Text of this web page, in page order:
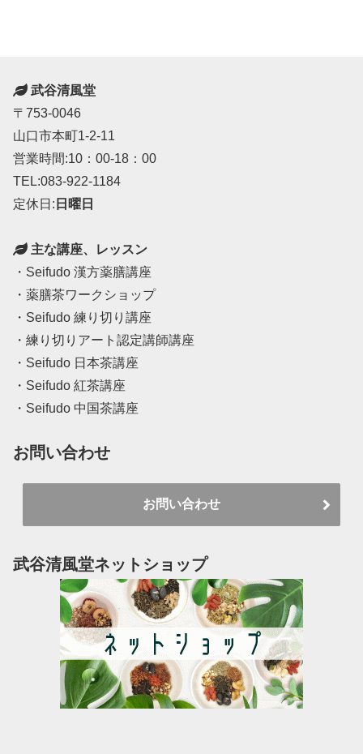
武谷清風堂
〒753-0046
山口市本町1-2-11
営業時間:10：00-18：00
TEL:083-922-1184
定休日: 日曜日
主な講座、レッスン
・Seifudo 漢方薬膳講座
・薬膳茶ワークショップ
・Seifudo 練り切り講座
・練り切りアート認定講師講座
・Seifudo 日本茶講座
・Seifudo 紅茶講座
・Seifudo 中国茶講座
お問い合わせ
お問い合わせ
武谷清風堂ネットショップ